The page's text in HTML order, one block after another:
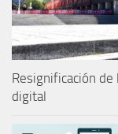
Resignificación
digital